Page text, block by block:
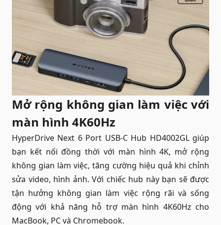
Mở rộng không gian làm việc với
màn hình 4K60Hz
HyperDrive Next 6 Port USB-C Hub HD4002GL giúp
bạn kết nối đồng thời với màn hình 4K, mở rộng
không gian làm việc, tăng cường hiệu quả khi chỉnh
sửa video, hình ảnh. Với chiếc hub này bạn sẽ được
tận hưởng không gian làm việc rộng rãi và sống
động với khả năng hỗ trợ màn hình 4K60Hz cho
MacBook, PC và Chromebook.